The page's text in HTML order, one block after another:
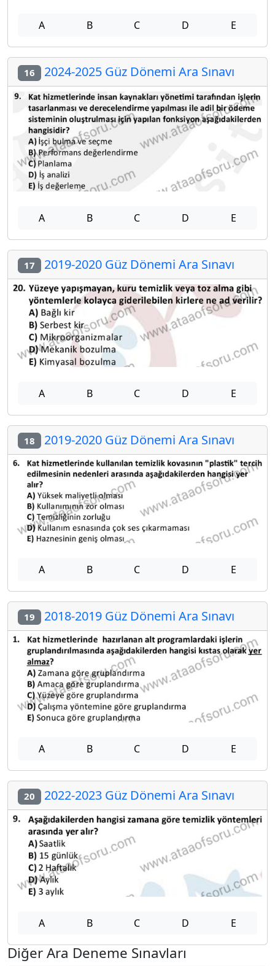
A B C D E
16 2024-2025 Güz Dönemi Ara Sınavı
A B C D E
17 2019-2020 Güz Dönemi Ara Sınavı
A B C D E
18 2019-2020 Güz Dönemi Ara Sınavı
A B C D E
19 2018-2019 Güz Dönemi Ara Sınavı
A B C D E
20 2022-2023 Güz Dönemi Ara Sınavı
A B C D E
Diğer Ara Deneme Sınavları